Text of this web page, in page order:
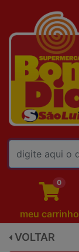
0
meu carrinho
VOLTAR